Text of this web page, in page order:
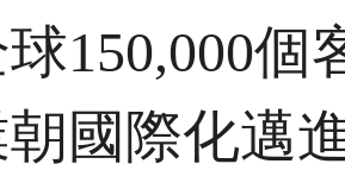
150,000
國際化邁